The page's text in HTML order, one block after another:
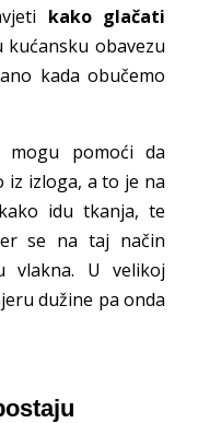
kako glačati
obavezu
kada obučemo
mogu pomoći da
iz izloga, a to je na
idu tkanja, te
se na taj način
vlakna. U velikoj
dužine pa onda